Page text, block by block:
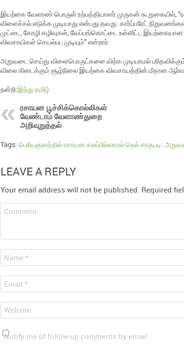
இயற்கை வேளாண் பொருள் உற்பத்தியாளர் முருகன் கூறுகையில்,
விளைச்சல் எடுக்க முடியாது என்பது தவறு. கார்ப்பரேட்
முட்டை, கோழி கழிவுகள், வேப்பங்கொட்டை உள்ளிட்ட
விவசாயிகள் செயல்பட முடியும்” என்றார்.
அறுவடை செய்து விளைபொருட்களை விற்க முடியாமல்
விலை கிடைக்கும் சூழ்நிலை இயற்கை விவசாயத்தின் மீதான
நன்றி:இந்து தமிழ்
ரசாயன பூச்சிக்கொல்லிகள்
வேண்டாம் வேளாண்துறை
அறிவுறுத்தல்
Tags: பெரியகுளத்தில் ரசாயன கலப்பில்லாமல் நெல் சாகுபடி:
LEAVE A REPLY
Your email address will not be published. Required
Comment
Name *
Email *
Website
Notify me of follow-up comments by email.